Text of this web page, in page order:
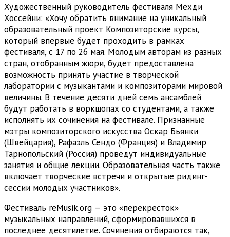
Художественный руководитель фестиваля Мехди
Хоссейни: «Хочу обратить внимание на уникальный
образовательный проект Композиторские курсы,
который впервые будет проходить в рамках
фестиваля, с 17 по 26 мая. Молодым авторам из разных
стран, отобранным жюри, будет предоставлена
возможность принять участие в творческой
лаборатории с музыкантами и композиторами мировой
величины. В течение десяти дней семь ансамблей
будут работать в воркшопах со студентами, а также
исполнять их сочинения на фестивале. Признанные
мэтры композиторского искусства Оскар Бьянки
(Швейцария), Рафаэль Сендо (Франция) и Владимир
Тарнопольский (Россия) проведут индивидуальные
занятия и общие лекции. Образовательная часть также
включает творческие встречи и открытые ридинг-
сессии молодых участников».
Фестиваль reMusik.org — это «перекресток»
музыкальных направлений, сформировавшихся в
последнее десятилетие. Сочинения отбираются так,